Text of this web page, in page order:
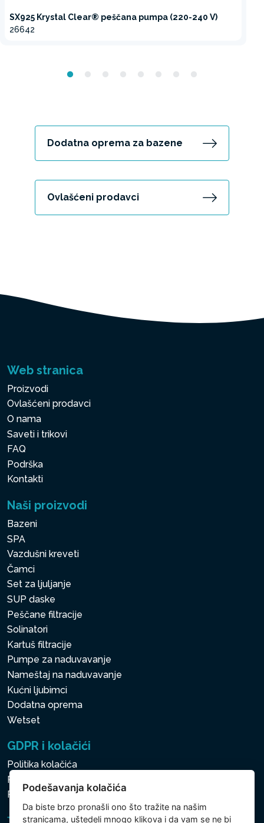
SX925 Krystal Clear® peščana pumpa (220-240 V)
26642
Dodatna oprema za bazene
Ovlašćeni prodavci
Web stranica
Proizvodi
Ovlašćeni prodavci
O nama
Saveti i trikovi
FAQ
Podrška
Kontakti
Naši proizvodi
Bazeni
SPA
Vazdušni kreveti
Čamci
Set za ljuljanje
SUP daske
Peščane filtracije
Solinatori
Kartuš filtracije
Pumpe za naduvavanje
Nameštaj na naduvavanje
Kućni ljubimci
Dodatna oprema
Wetset
GDPR i kolačići
Politika kolačića
Politika zaštite ličnih i drugih obrađivanih podataka
Politika kolačića
Podešavanja kolačića
Da biste brzo pronašli ono što tražite na našim
stranicama, uštedeli mnogo klikova i da vam se ne bi